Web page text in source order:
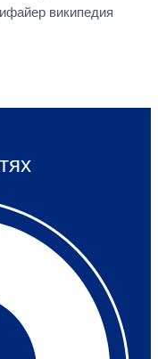
википедия